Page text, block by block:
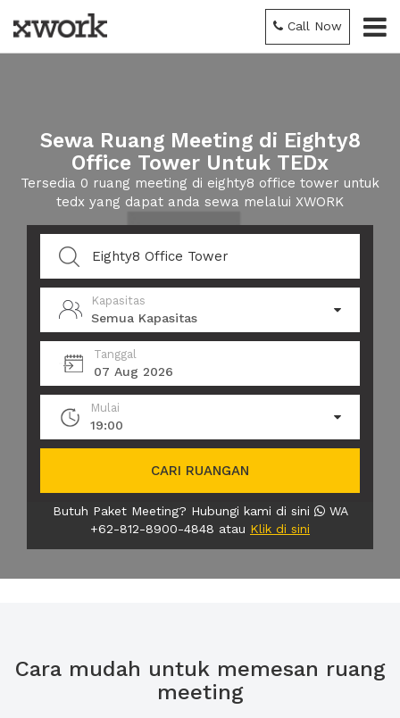
Call Now
Sewa Ruang Meeting di Eighty8
Office Tower Untuk TEDx
Tersedia 0 ruang meeting di eighty8 office tower untuk
tedx yang dapat anda sewa melalui XWORK
Kapasitas
Semua Kapasitas
Tanggal
07 Aug 2026
Mulai
19:00
CARI RUANGAN
Butuh Paket Meeting? Hubungi kami di sini
WA
+62-812-8900-4848 atau Klik di sini
Cara mudah untuk memesan ruang
meeting